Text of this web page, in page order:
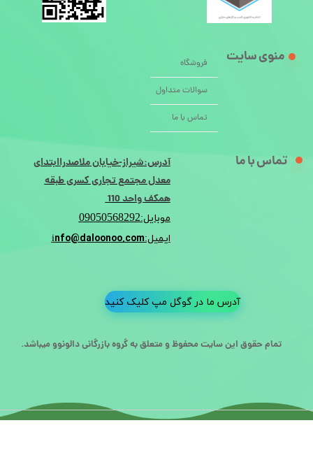
تمام حقوق این سایت محفوظ و متعلق به گروه بازرگانی دالونوو میباشد.
فروشگاه
سوالات متداول
تماس با ما
منوی سایت
تماس با ما
آدرس:شیراز-خیابان ملاصدراابتدای
معدل مجتمع تجاری کسری طبقه
همکف واحد 110
موبایل:09050568292
ایمیل:info@daloonoo.com
آدرس ما در گوگل مپ کلیک کنید